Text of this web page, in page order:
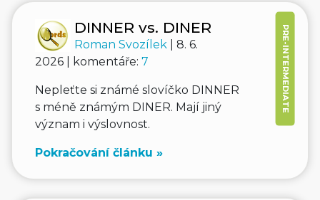
PRE-INTERMEDIATE
DINNER vs. DINER
Roman Svozílek
| 8. 6.
2026 | komentáře: 7
Nepleťte si známé slovíčko DINNER
s méně známým DINER. Mají jiný
význam i výslovnost.
Pokračování článku »